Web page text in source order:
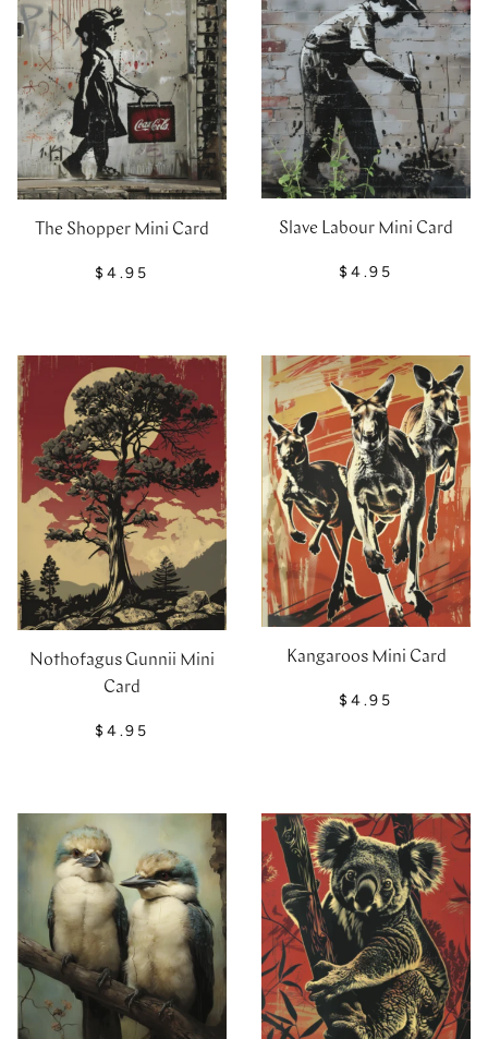
The Shopper Mini Card
$4.95
Slave Labour Mini Card
$4.95
Nothofagus Gunnii Mini
Card
$4.95
Kangaroos Mini Card
$4.95